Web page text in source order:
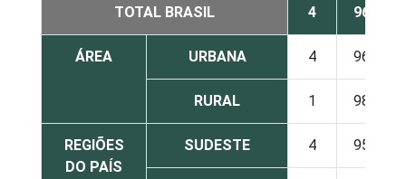
TOTAL BRASIL 4 96
ÁREA URBANA 4 96
RURAL 1 98
REGIÕES
DO PAÍS
SUDESTE 4 95